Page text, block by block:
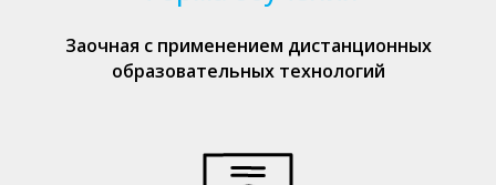
Заочная с применением дистанционных
образовательных технологий